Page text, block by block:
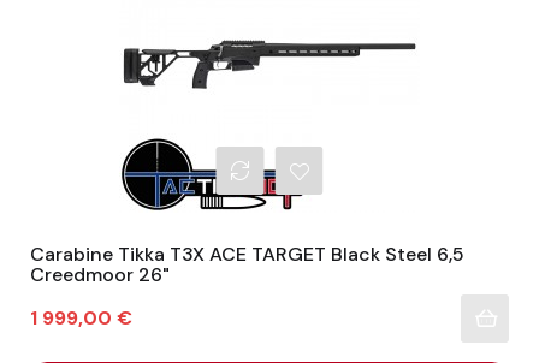
Carabine Tikka T3X ACE TARGET Black Steel 6,5
Creedmoor 26"
Prix
1 999,00 €